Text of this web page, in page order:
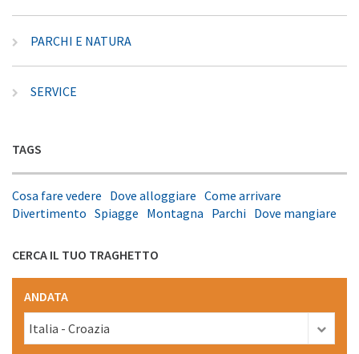
PARCHI E NATURA
SERVICE
TAGS
Cosa fare vedere Dove alloggiare Come arrivare
Divertimento Spiagge Montagna Parchi Dove mangiare
CERCA IL TUO TRAGHETTO
ANDATA